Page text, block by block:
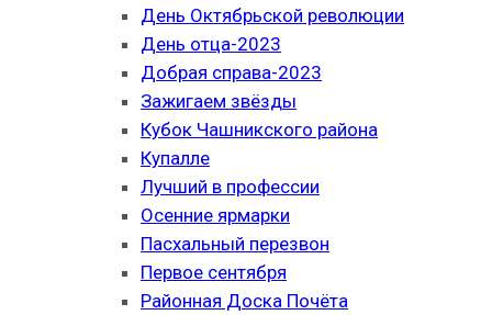
День Октябрьской революции
День отца-2023
Добрая справа-2023
Зажигаем звёзды
Кубок Чашникского района
Купалле
Лучший в профессии
Осенние ярмарки
Пасхальный перезвон
Первое сентября
Районная Доска Почёта